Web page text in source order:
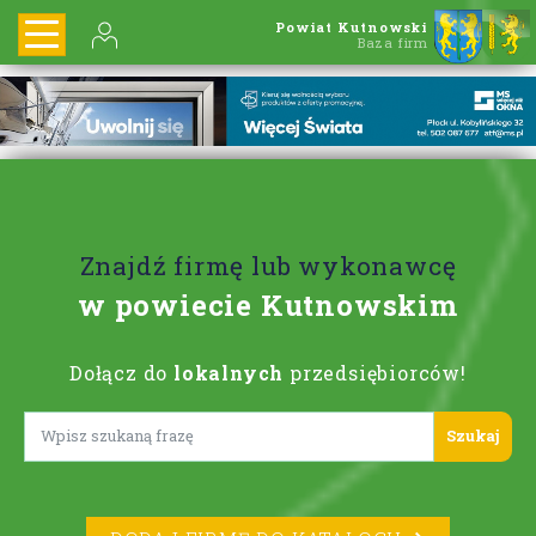
Powiat Kutnowski
Baza firm
Znajdź firmę lub wykonawcę
w powiecie Kutnowskim
Dołącz do lokalnych przedsiębiorców!
Lorem ipsum